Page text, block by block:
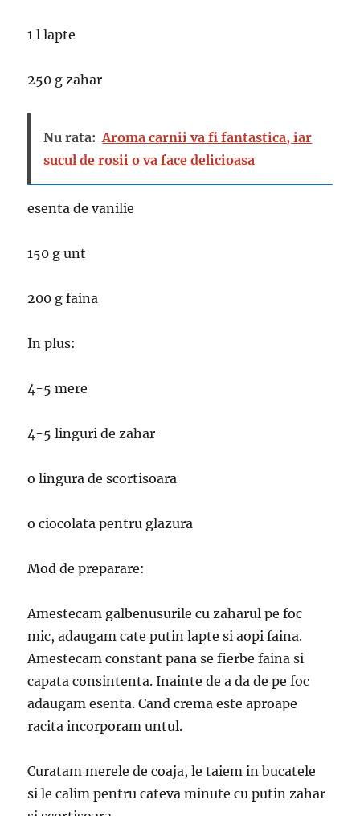
1 l lapte
250 g zahar
Nu rata: Aroma carnii va fi fantastica, iar
sucul de rosii o va face delicioasa
esenta de vanilie
150 g unt
200 g faina
In plus:
4-5 mere
4-5 linguri de zahar
o lingura de scortisoara
o ciocolata pentru glazura
Mod de preparare:
Amestecam galbenusurile cu zaharul pe foc
mic, adaugam cate putin lapte si aopi faina.
Amestecam constant pana se fierbe faina si
capata consintenta. Inainte de a da de pe foc
adaugam esenta. Cand crema este aproape
racita incorporam untul.
Curatam merele de coaja, le taiem in bucatele
si le calim pentru cateva minute cu putin zahar